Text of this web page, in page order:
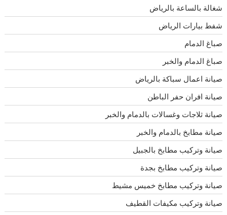
شغالة بالساعة بالرياض
شفط بيارات الرياض
صباغ الدمام
صباغ الدمام والخبر
صيانة اعمال سباكة بالرياض
صيانة افران حفر الباطن
صيانة ثلاجات وغسالات بالدمام والخبر
صيانة مطابخ بالدمام والخبر
صيانة وتركيب مطابخ بالجبيل
صيانة وتركيب مطابخ بجدة
صيانة وتركيب مطابخ خميس مشيط
صيانة وتركيب مكيفات القطيف